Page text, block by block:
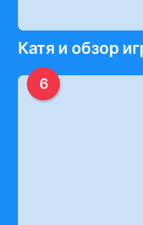
Катя и обзор
6